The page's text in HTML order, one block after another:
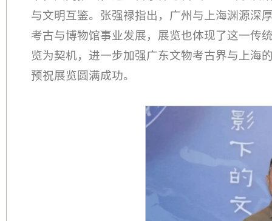
与文明互鉴。张强禄指出，广州与上海渊源深
考古与博物馆事业发展，展览也体现了这一传
览为契机，进一步加强广东文物考古界与上海
预祝展览圆满成功。